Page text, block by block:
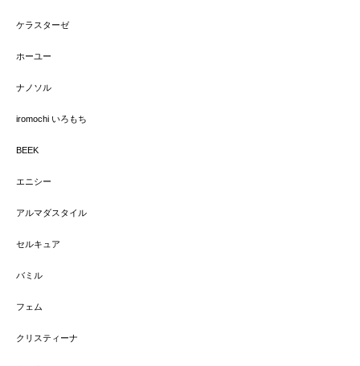
ケラスターゼ
ホーユー
ナノソル
iromochi いろもち
BEEK
エニシー
アルマダスタイル
セルキュア
バミル
フェム
クリスティーナ